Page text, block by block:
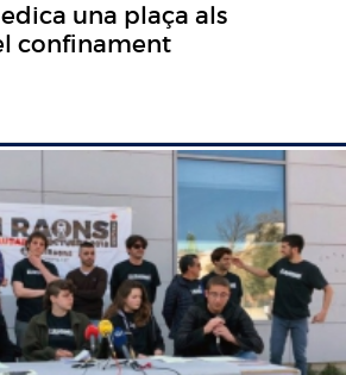
una plaça als
confinament